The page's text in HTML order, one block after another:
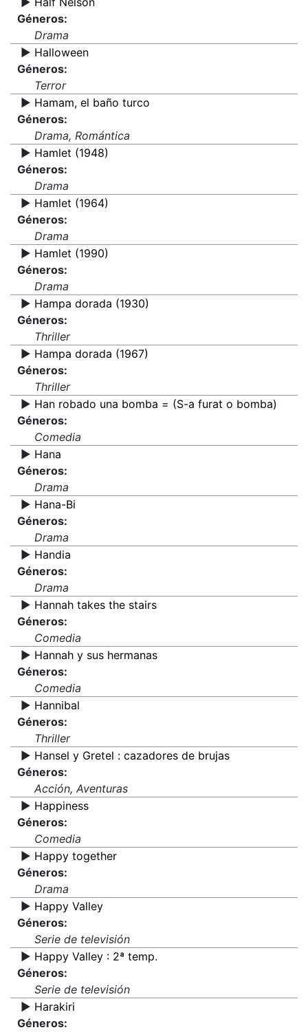
Géneros:
Drama
▶️ Halloween
Géneros:
Terror
▶️ Hamam, el baño turco
Géneros:
Drama, Romántica
▶️ Hamlet (1948)
Géneros:
Drama
▶️ Hamlet (1964)
Géneros:
Drama
▶️ Hamlet (1990)
Géneros:
Drama
▶️ Hampa dorada (1930)
Géneros:
Thriller
▶️ Hampa dorada (1967)
Géneros:
Thriller
▶️ Han robado una bomba = (S-a furat o bomba)
Géneros:
Comedia
▶️ Hana
Géneros:
Drama
▶️ Hana-Bi
Géneros:
Drama
▶️ Handia
Géneros:
Drama
▶️ Hannah takes the stairs
Géneros:
Comedia
▶️ Hannah y sus hermanas
Géneros:
Comedia
▶️ Hannibal
Géneros:
Thriller
▶️ Hansel y Gretel : cazadores de brujas
Géneros:
Acción, Aventuras
▶️ Happiness
Géneros:
Comedia
▶️ Happy together
Géneros:
Drama
▶️ Happy Valley
Géneros:
Serie de televisión
▶️ Happy Valley : 2ª temp.
Géneros:
Serie de televisión
▶️ Harakiri
Géneros: